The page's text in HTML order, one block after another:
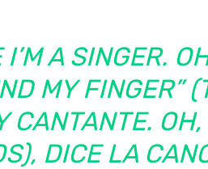
I’M A SINGER.
MY FINGER” (
CANTANTE.
), DICE LA